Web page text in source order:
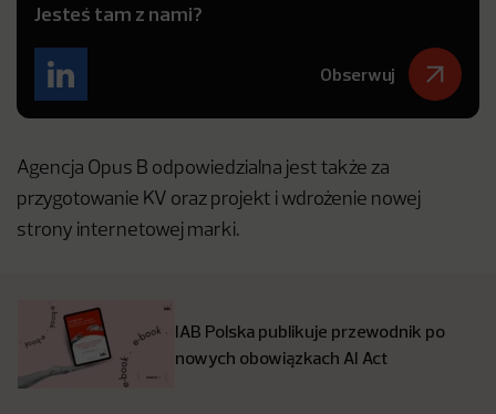
Jesteś tam z nami?
Obserwuj
Agencja Opus B odpowiedzialna jest także za
przygotowanie KV oraz projekt i wdrożenie nowej
strony internetowej marki.
IAB Polska publikuje przewodnik po
nowych obowiązkach AI Act